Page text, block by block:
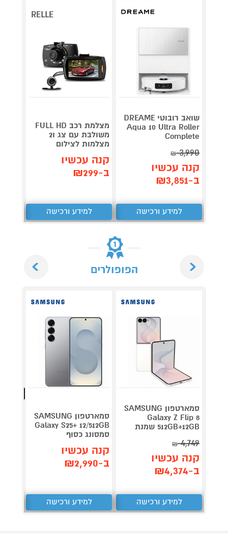
שואב רובוטי DREAME
Aqua 10 Ultra Roller
Complete
3,990
₪
קנה עכשיו
ב-₪3,851
למידע ורכישה
RELLE
מצלמת רכב FULL HD
משולבת עם צג ו2
מצלמות לצילום
קנה עכשיו
ב-₪299
למידע ורכישה
הפופולרים
סמארטפון SAMSUNG
Galaxy Z Flip 8
512GB+12GB שמנת
4,749
₪
קנה עכשיו
ב-₪4,374
למידע ורכישה
סמארטפון SAMSUNG
Galaxy S25+ 12/512GB
סמסונג כסוף
קנה עכשיו
ב-₪2,990
למידע ורכישה